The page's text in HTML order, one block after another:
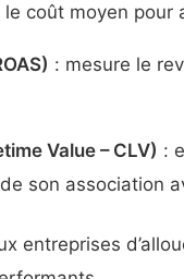
le coût moyen pour
: mesure le
Value – CLV) :
son association
entreprises